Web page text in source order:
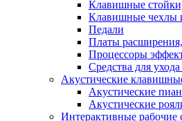
Клавишные
Клавишные чехлы
Педали
Платы
Процессоры
Средства для
Акустические
Акустические
Акустические
Интерактивные рабочие